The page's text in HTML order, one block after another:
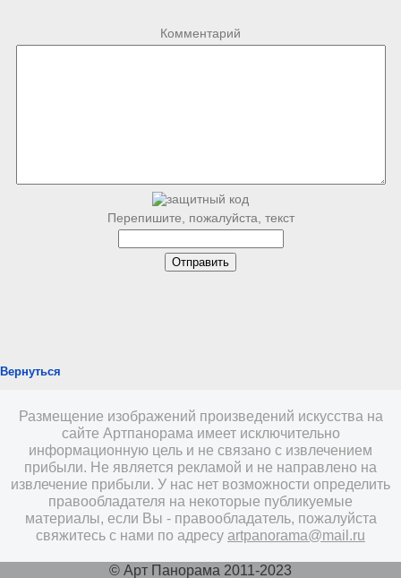
Комментарий
Перепишите, пожалуйста, текст
Вернуться
Размещение изображений произведений искусства на
сайте Артпанорама имеет исключительно
информационную цель и не связано с извлечением
прибыли. Не является рекламой и не направлено на
извлечение прибыли. У нас нет возможности определить
правообладателя на некоторые публикуемые
материалы, если Вы - правообладатель, пожалуйста
свяжитесь с нами по адресу artpanorama@mail.ru
© Арт Панорама 2011-2023